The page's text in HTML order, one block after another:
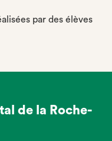
par des élèves
de la Roche-